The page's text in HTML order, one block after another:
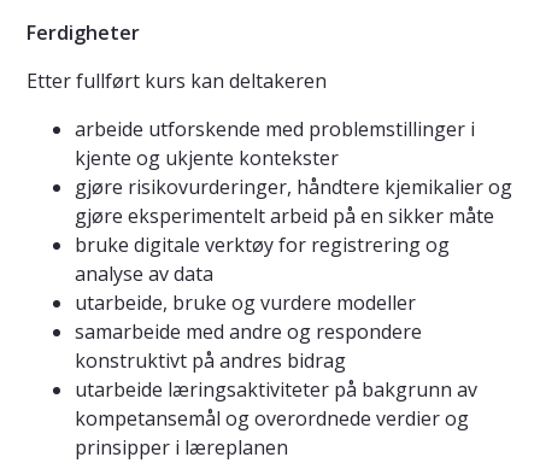
Ferdigheter
Etter fullført kurs kan deltakeren
arbeide utforskende med problemstillinger i
kjente og ukjente kontekster
gjøre risikovurderinger, håndtere kjemikalier og
gjøre eksperimentelt arbeid på en sikker måte
bruke digitale verktøy for registrering og
analyse av data
utarbeide, bruke og vurdere modeller
samarbeide med andre og respondere
konstruktivt på andres bidrag
utarbeide læringsaktiviteter på bakgrunn av
kompetansemål og overordnede verdier og
prinsipper i læreplanen